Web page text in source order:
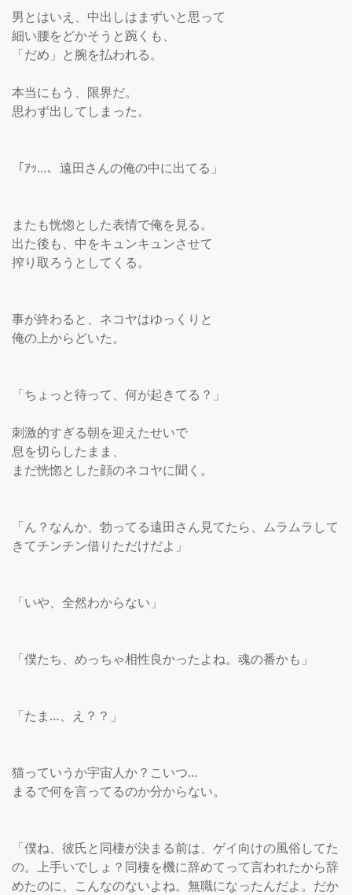
男とはいえ、中出しはまずいと思って
細い腰をどかそうと踠くも、
「だめ」と腕を払われる。
本当にもう、限界だ。
思わず出してしまった。
「ｱｯ…、遠田さんの俺の中に出てる」
またも恍惚とした表情で俺を見る。
出た後も、中をキュンキュンさせて
搾り取ろうとしてくる。
事が終わると、ネコヤはゆっくりと
俺の上からどいた。
「ちょっと待って、何が起きてる？」
刺激的すぎる朝を迎えたせいで
息を切らしたまま、
まだ恍惚とした顔のネコヤに聞く。
「ん？なんか、勃ってる遠田さん見てたら、ムラムラして
きてチンチン借りただけだよ」
「いや、全然わからない」
「僕たち、めっちゃ相性良かったよね。魂の番かも」
「たま…、え？？」
猫っていうか宇宙人か？こいつ…
まるで何を言ってるのか分からない。
「僕ね、彼氏と同棲が決まる前は、ゲイ向けの風俗してた
の。上手いでしょ？同棲を機に辞めてって言われたから辞
めたのに、こんなのないよね。無職になったんだよ。だか